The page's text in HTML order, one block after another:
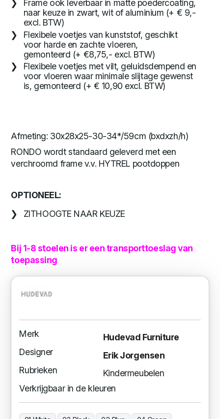
Frame ook leverbaar in matte poedercoating,
naar keuze in zwart, wit of aluminium (+ € 9,-
excl. BTW)
Flexibele voetjes van kunststof, geschikt
voor harde en zachte vloeren,
gemonteerd (+ €8,75,- excl. BTW)
Flexibele voetjes met vilt, geluidsdempend en
voor vloeren waar minimale slijtage gewenst
is, gemonteerd (+ € 10,90 excl. BTW)
Afmeting: 30x28x25-30-34*/59cm (bxdxzh/h)
RONDO wordt standaard geleverd met een
verchroomd frame v.v. HYTREL pootdoppen
OPTIONEEL:
ZITHOOGTE NAAR KEUZE
Bij 1-8 stoelen is er een transporttoeslag van
toepassing
Merk
Hudevad Furniture
Designer
Erik Jorgensen
Rubrieken
Kindermeubelen
Verkrijgbaar in de kleuren